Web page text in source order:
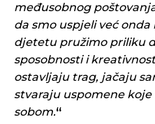
međusobnog
da smo uspjeli već
djetetu pružimo priliku
sposobnosti i
ostavljaju trag, jačaju
stvaraju uspomene koje
sobom.“